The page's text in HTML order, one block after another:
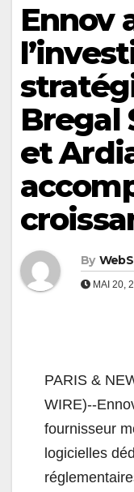
Ennov
Bregal
et
By
MAI 20,
PARIS &
WIRE)--
fournisseur
logicielles